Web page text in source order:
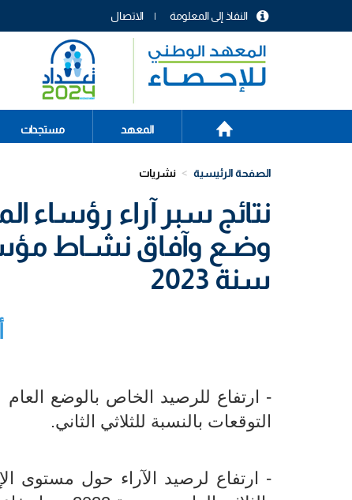
menu
header
الاتصال النفاذ إلى المعلومة
Main
navigation
الرئيسية
المعهد مستجدات
الصفحة الرئيسية نشريات
نتائج سبر آراء رؤساء
وضـع وآفاق نشـاط
سنة 2023
التوقعات بالنسبة للثلاثي الثاني.